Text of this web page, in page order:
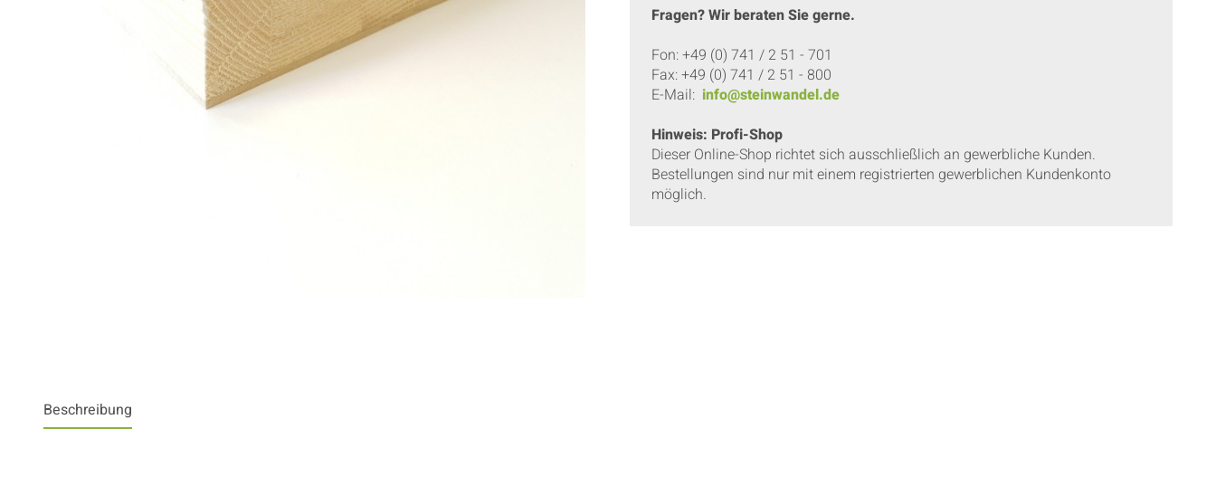
Fragen? Wir beraten Sie gerne.
Fon: +49 (0) 741 / 2 51 - 701
Fax: +49 (0) 741 / 2 51 - 800
E-Mail: info@steinwandel.de
Hinweis: Profi-Shop
Dieser Online-Shop richtet sich ausschließlich an gewerbliche Kunden.
Bestellungen sind nur mit einem registrierten gewerblichen Kundenkonto
möglich.
Beschreibung